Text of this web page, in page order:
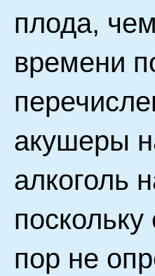
плода,
времени
акушеры
алкоголь
пор не